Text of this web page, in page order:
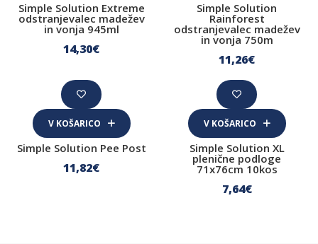
Simple Solution Extreme
odstranjevalec madežev
in vonja 945ml
14,30€
Simple Solution
Rainforest
odstranjevalec madežev
in vonja 750m
11,26€
V KOŠARICO
Simple Solution Pee Post
11,82€
V KOŠARICO
Simple Solution XL
plenične podloge
71x76cm 10kos
7,64€